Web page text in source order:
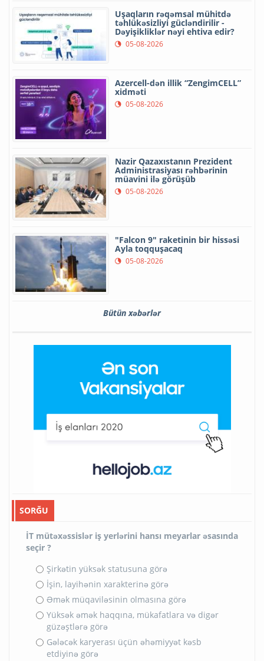
Uşaqların rəqəmsal mühitdə
təhlükəsizliyi gücləndirilir -
Dəyişikliklər nəyi ehtiva edir?
05-08-2026
Azercell-dən illik “ZengimCELL”
xidməti
05-08-2026
Nazir Qazaxıstanın Prezident
Administrasiyası rəhbərinin
müavini ilə görüşüb
05-08-2026
"Falcon 9" raketinin bir hissəsi
Ayla toqquşacaq
05-08-2026
Bütün xəbərlər
SORĞU
İT mütəxəssislər iş yerlərini hansı meyarlar əsasında
seçir ?
Şirkətin yüksək statusuna görə
İşin, layihənin xarakterinə görə
Əmək müqaviləsinin olmasına görə
Yüksək əmək haqqına, mükafatlara və digər
güzəştlərə görə
Gələcək karyerası üçün əhəmiyyət kəsb
etdiyinə görə